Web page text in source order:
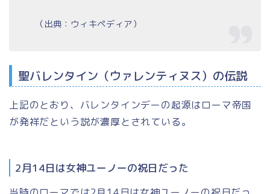
（出典：ウィキペディア）
聖バレンタイン（ウァレンティヌス）の伝説
上記のとおり、バレンタインデーの起源はローマ帝国
が発祥だという説が濃厚とされている。
2月14日は女神ユーノーの祝日だった